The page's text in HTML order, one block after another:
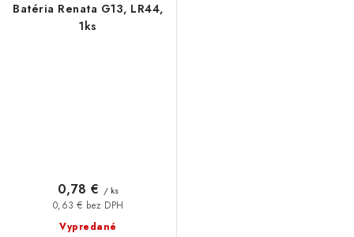
Batéria Renata G13, LR44,
1ks
Vypredané
0,63 € bez DPH
0,78 € / ks